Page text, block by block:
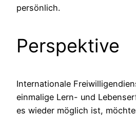
persönlich.
Perspektive
Internationale
einmalige Lern- und
es wieder möglich ist,